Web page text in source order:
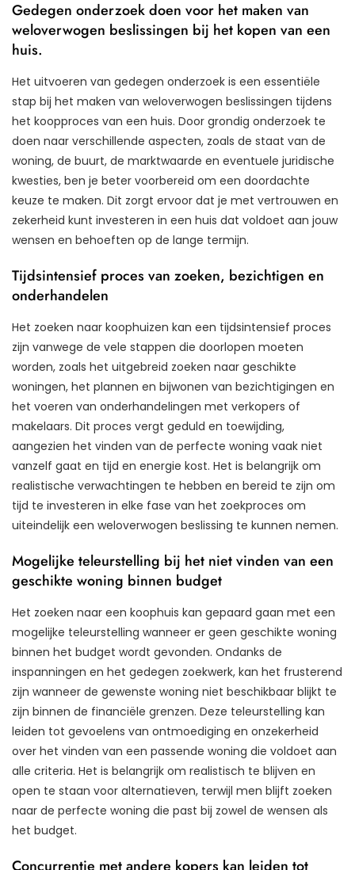
Gedegen onderzoek doen voor het maken van
weloverwogen beslissingen bij het kopen van een
huis.
Het uitvoeren van gedegen onderzoek is een essentiële
stap bij het maken van weloverwogen beslissingen tijdens
het koopproces van een huis. Door grondig onderzoek te
doen naar verschillende aspecten, zoals de staat van de
woning, de buurt, de marktwaarde en eventuele juridische
kwesties, ben je beter voorbereid om een doordachte
keuze te maken. Dit zorgt ervoor dat je met vertrouwen en
zekerheid kunt investeren in een huis dat voldoet aan jouw
wensen en behoeften op de lange termijn.
Tijdsintensief proces van zoeken, bezichtigen en
onderhandelen
Het zoeken naar koophuizen kan een tijdsintensief proces
zijn vanwege de vele stappen die doorlopen moeten
worden, zoals het uitgebreid zoeken naar geschikte
woningen, het plannen en bijwonen van bezichtigingen en
het voeren van onderhandelingen met verkopers of
makelaars. Dit proces vergt geduld en toewijding,
aangezien het vinden van de perfecte woning vaak niet
vanzelf gaat en tijd en energie kost. Het is belangrijk om
realistische verwachtingen te hebben en bereid te zijn om
tijd te investeren in elke fase van het zoekproces om
uiteindelijk een weloverwogen beslissing te kunnen nemen.
Mogelijke teleurstelling bij het niet vinden van een
geschikte woning binnen budget
Het zoeken naar een koophuis kan gepaard gaan met een
mogelijke teleurstelling wanneer er geen geschikte woning
binnen het budget wordt gevonden. Ondanks de
inspanningen en het gedegen zoekwerk, kan het frusterend
zijn wanneer de gewenste woning niet beschikbaar blijkt te
zijn binnen de financiële grenzen. Deze teleurstelling kan
leiden tot gevoelens van ontmoediging en onzekerheid
over het vinden van een passende woning die voldoet aan
alle criteria. Het is belangrijk om realistisch te blijven en
open te staan voor alternatieven, terwijl men blijft zoeken
naar de perfecte woning die past bij zowel de wensen als
het budget.
Concurrentie met andere kopers kan leiden tot